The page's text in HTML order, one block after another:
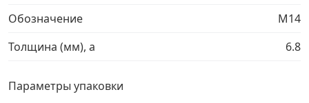
Электро и бензоинструмент, оборудование
Нержавеющий крепеж
Обозначение
М14
Толщина (мм), a
6.8
Параметры упаковки